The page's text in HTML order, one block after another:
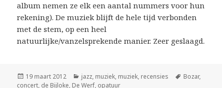
album nemen ze elk een aantal nummers voor hun
rekening). De muziek blijft de hele tijd verbonden
met de stem, op een heel
natuurlijke/vanzelsprekende manier. Zeer geslaagd.
Geplaatst
op
19 maart 2012 Categorieën
jazz, muziek, muziek, recensies Tags
Bozar,
concert, de Bijloke, De Werf, opatuur